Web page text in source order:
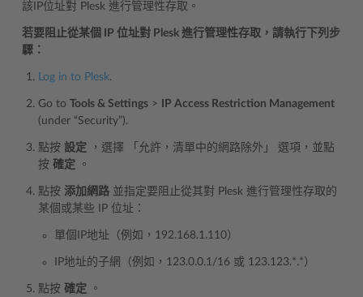
該IP位址對 Plesk 進行管理性存取。
若要阻止從某個 IP 位址對 Plesk 進行管理性存取，請執行下列步
驟：
Log in to Plesk.
Go to Tools & Settings >
IP Access Restriction Management
(under “Security”).
點按 設定 ，選擇 「允許，清單中的網路除外」 選項，並點
按 確定 。
點按 添加網路 並指定要阻止從其對 Plesk 進行管理性存取的
某個或某些 IP 位址：
單個IP地址（例如，192.168.1.110）
IP地址的子網（例如，123.0.0.1/16 或 123.123.*.*）
點按 確定 。